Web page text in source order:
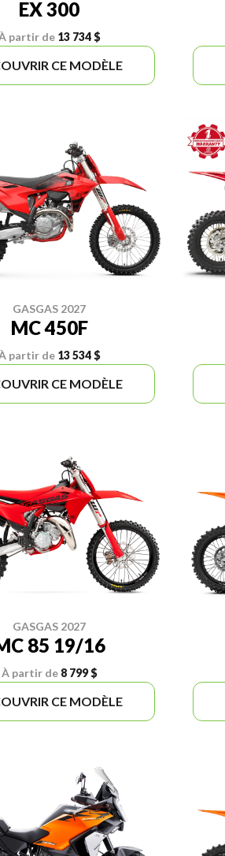
EX 300
partir de 13 734 $
CE MODÈLE
GASGAS 2027
MC 450F
partir de 13 534 $
CE MODÈLE
GASGAS 2027
85 19/16
À partir de 8 799 $
CE MODÈLE